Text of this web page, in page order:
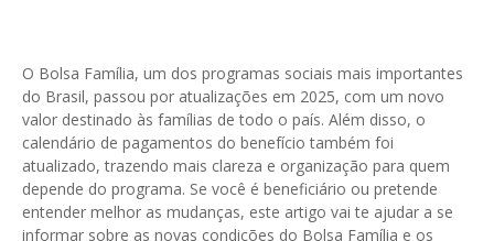
O Bolsa Família, um dos programas sociais mais importantes
do Brasil, passou por atualizações em 2025, com um novo
valor destinado às famílias de todo o país. Além disso, o
calendário de pagamentos do benefício também foi
atualizado, trazendo mais clareza e organização para quem
depende do programa. Se você é beneficiário ou pretende
entender melhor as mudanças, este artigo vai te ajudar a se
informar sobre as novas condições do Bolsa Família e os